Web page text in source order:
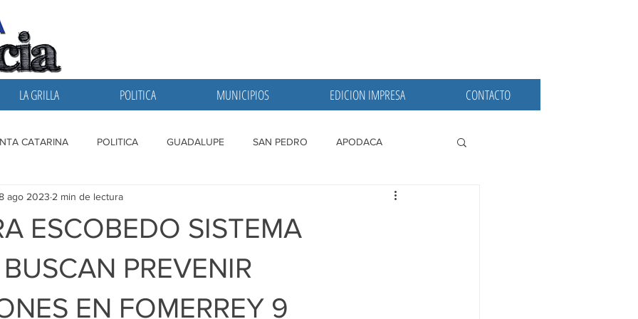
LA GRILLA POLITICA MUNICIPIOS EDICION IMPRESA CONTACTO
CATARINA POLITICA GUADALUPE SAN PEDRO APODACA
GRILLA SAN NICOLAS
ESCOBEDO SISTEMA
PREVENIR
EN FOMERREY 9
ago 2023 2 min de lectura